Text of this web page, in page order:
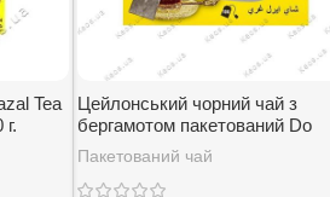
Tea
Цейлонський чорний чай з
бергамотом пакетований Do
Ghazal Tea 100 пак. 200 г.
Пакетований чай